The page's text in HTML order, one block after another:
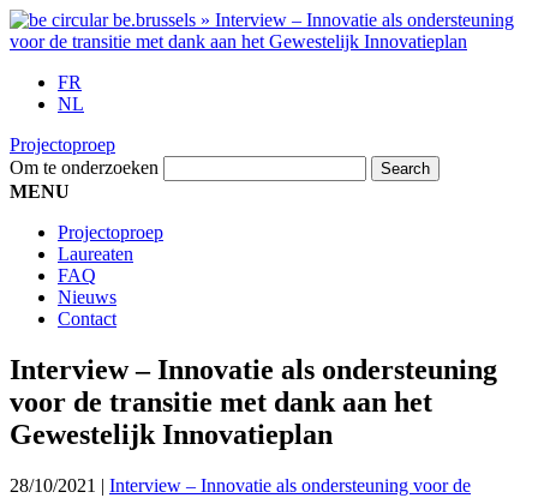
FR
NL
Projectoproep
Om te onderzoeken
MENU
Projectoproep
Laureaten
FAQ
Nieuws
Contact
Interview – Innovatie als ondersteuning
voor de transitie met dank aan het
Gewestelijk Innovatieplan
28/10/2021 | Interview – Innovatie als ondersteuning voor de